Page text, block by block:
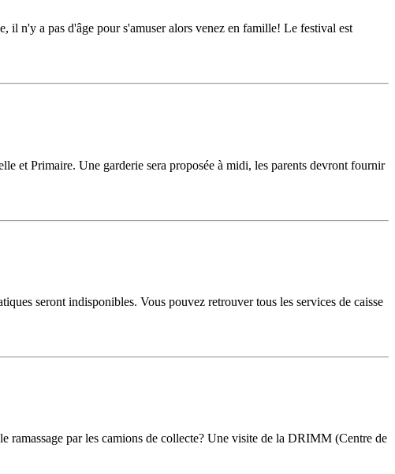
n'y a pas d'âge pour s'amuser alors venez en famille! Le festival est
et Primaire. Une garderie sera proposée à midi, les parents devront fournir
seront indisponibles. Vous pouvez retrouver tous les services de caisse
ramassage par les camions de collecte? Une visite de la DRIMM (Centre de